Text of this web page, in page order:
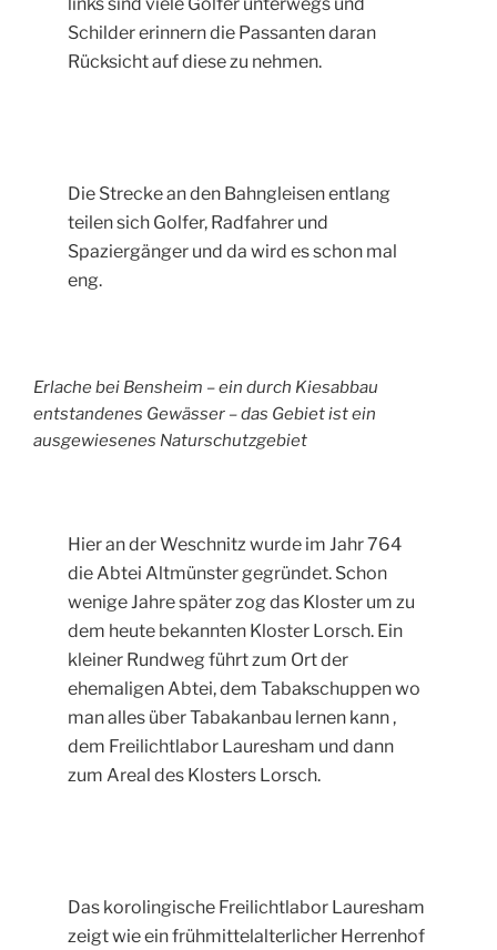
Schilder erinnern die Passanten daran
Rücksicht auf diese zu nehmen.
Die Strecke an den Bahngleisen entlang
teilen sich Golfer, Radfahrer und
Spaziergänger und da wird es schon mal
eng.
Erlache bei Bensheim – ein durch Kiesabbau
entstandenes Gewässer – das Gebiet ist ein
ausgewiesenes Naturschutzgebiet
Hier an der Weschnitz wurde im Jahr 764
die Abtei Altmünster gegründet. Schon
wenige Jahre später zog das Kloster um zu
dem heute bekannten Kloster Lorsch. Ein
kleiner Rundweg führt zum Ort der
ehemaligen Abtei, dem Tabakschuppen wo
man alles über Tabakanbau lernen kann ,
dem Freilichtlabor Lauresham und dann
zum Areal des Klosters Lorsch.
Das korolingische Freilichtlabor Lauresham
zeigt wie ein frühmittelalterlicher Herrenhof